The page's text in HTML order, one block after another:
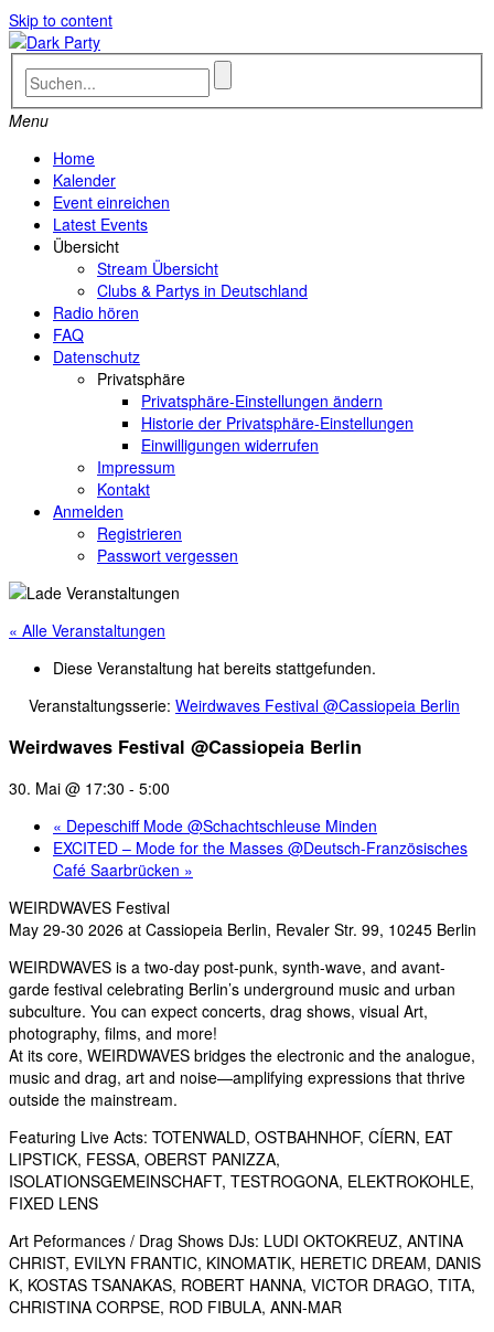
Skip to content
Menu
Home
Kalender
Event einreichen
Latest Events
Übersicht
Stream Übersicht
Clubs & Partys in Deutschland
Radio hören
FAQ
Datenschutz
Privatsphäre
Privatsphäre-Einstellungen ändern
Historie der Privatsphäre-Einstellungen
Einwilligungen widerrufen
Impressum
Kontakt
Anmelden
Registrieren
Passwort vergessen
« Alle Veranstaltungen
Diese Veranstaltung hat bereits stattgefunden.
Veranstaltungsserie: Weirdwaves Festival @Cassiopeia Berlin
Weirdwaves Festival @Cassiopeia Berlin
30. Mai @ 17:30 - 5:00
« Depeschiff Mode @Schachtschleuse Minden
EXCITED – Mode for the Masses @Deutsch-Französisches
Café Saarbrücken »
WEIRDWAVES Festival
May 29-30 2026 at Cassiopeia Berlin, Revaler Str. 99, 10245 Berlin
WEIRDWAVES is a two-day post-punk, synth-wave, and avant-
garde festival celebrating Berlin’s underground music and urban
subculture. You can expect concerts, drag shows, visual Art,
photography, films, and more!
At its core, WEIRDWAVES bridges the electronic and the analogue,
music and drag, art and noise—amplifying expressions that thrive
outside the mainstream.
Featuring Live Acts: TOTENWALD, OSTBAHNHOF, CÍERN, EAT
LIPSTICK, FESSA, OBERST PANIZZA,
ISOLATIONSGEMEINSCHAFT, TESTROGONA, ELEKTROKOHLE,
FIXED LENS
Art Peformances / Drag Shows DJs: LUDI OKTOKREUZ, ANTINA
CHRIST, EVILYN FRANTIC, ΚΙΝΟΜΑΤΙΚ, HERETIC DREAM, DANIS
K, KOSTAS TSANAKAS, ROBERT HANNA, VICTOR DRAGO, TITA,
CHRISTINA CORPSE, ROD FIBULA, ANN-MAR